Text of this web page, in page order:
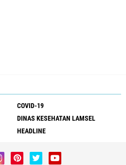
COVID-19
DINAS KESEHATAN LAMSEL
HEADLINE